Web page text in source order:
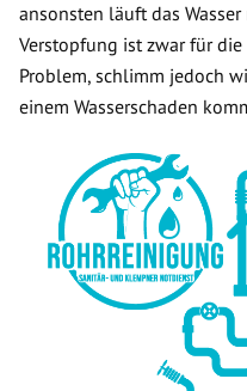
ansonsten läuft das
Verstopfung ist zwar für
Problem, schlimm jedoch
einem Wasserschaden